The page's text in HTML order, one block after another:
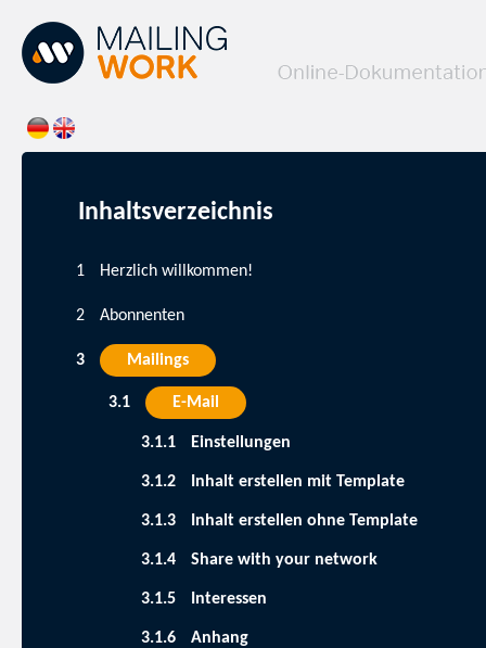
Inhaltsverzeichnis
Herzlich willkommen!
Abonnenten
Mailings
E-Mail
Einstellungen
Inhalt erstellen mit Template
Inhalt erstellen ohne Template
Share with your network
Interessen
Anhang